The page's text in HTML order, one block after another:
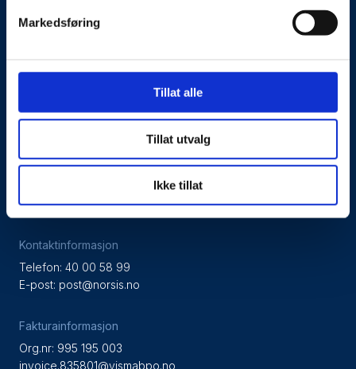
Markedsføring
Tillat alle
Tillat utvalg
Ikke tillat
Personvernerklæring
Besøks- og postadresse
2815 Gjøvik, Norge
Kontaktinformasjon
Telefon: 40 00 58 99
E-post: post@norsis.no
Fakturainformasjon
Org.nr: 995 195 003
invoice.835801@vismabpo.no